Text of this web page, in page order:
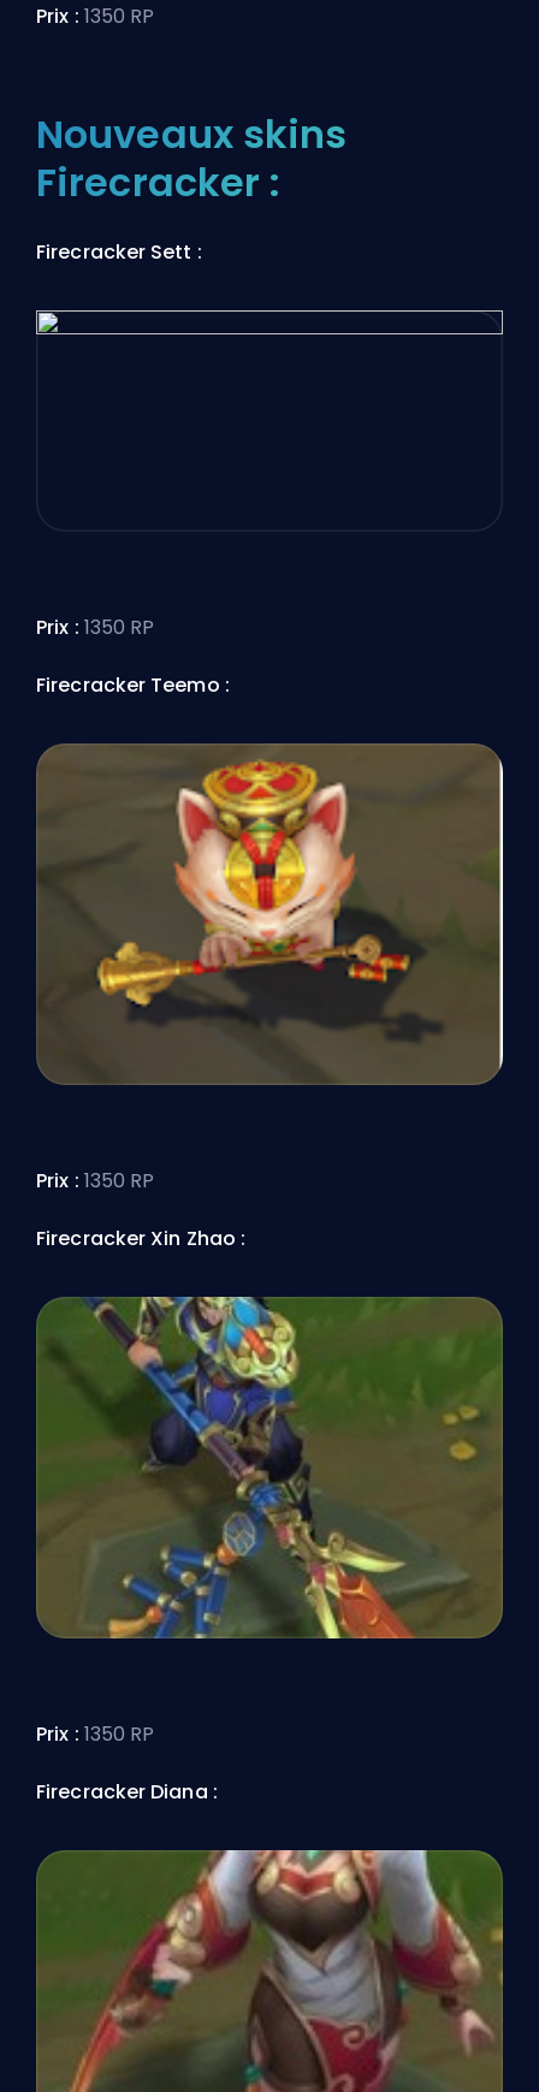
Prix : 1350 RP
Nouveaux skins
Firecracker :
Firecracker Sett :
Prix : 1350 RP
Firecracker Teemo :
Prix : 1350 RP
Firecracker Xin Zhao :
Prix : 1350 RP
Firecracker Diana :